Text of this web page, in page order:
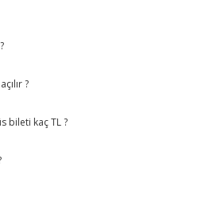
?
bileti kaç TL ?